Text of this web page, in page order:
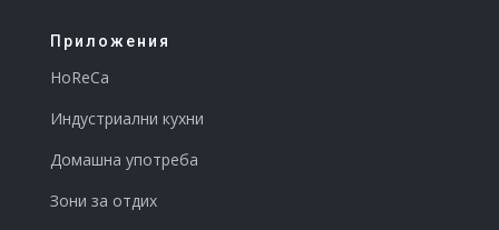
Приложения
HoReCa
Индустриални кухни
Домашна употреба
Зони за отдих